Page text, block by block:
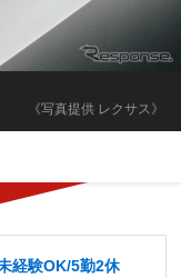
《写真提供 レクサス》
経験OK/5勤2休